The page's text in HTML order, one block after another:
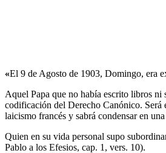
«El 9 de Agosto de 1903, Domingo, era
Aquel Papa que no había escrito libros ni
codificación del Derecho Canónico.
laicismo francés y sabrá condensar en
Quien en su vida personal supo
Pablo a los Efesios, cap. 1, vers. 10).